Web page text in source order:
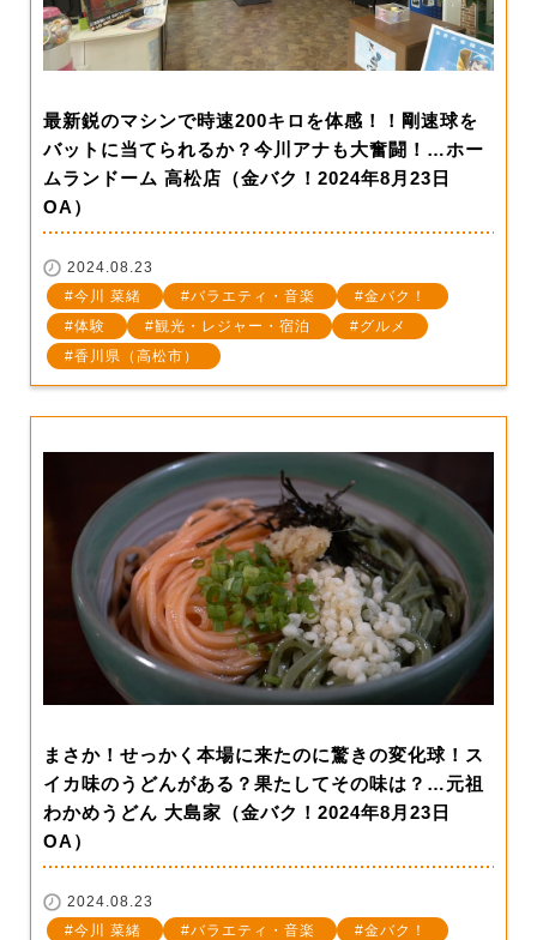
最新鋭のマシンで時速200キロを体感！！剛速球を
バットに当てられるか？今川アナも大奮闘！…ホー
ムランドーム 高松店（金バク！2024年8月23日
OA）
2024.08.23
今川 菜緒
バラエティ・音楽
金バク！
体験
観光・レジャー・宿泊
グルメ
香川県（高松市）
まさか！せっかく本場に来たのに驚きの変化球！ス
イカ味のうどんがある？果たしてその味は？…元祖
わかめうどん 大島家（金バク！2024年8月23日
OA）
2024.08.23
今川 菜緒
バラエティ・音楽
金バク！